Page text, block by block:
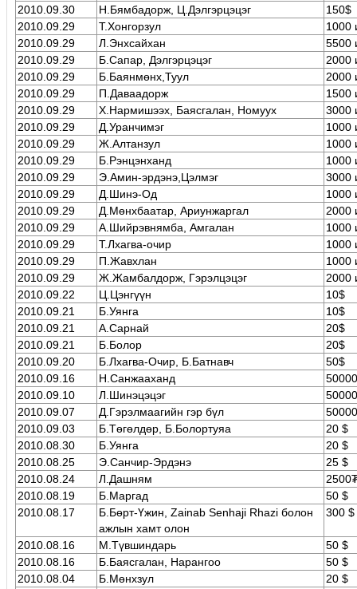
2010.09.30
Н.Бямбадорж, Ц.Дэлгэрцэцэг
150$
2010.09.29
Т.Хонгорзул
1000
2010.09.29
Л.Энхсайхан
5500
2010.09.29
Б.Сапар, Дэлгэрцэцэг
2000
2010.09.29
Б.Баянмөнх,Туул
2000
2010.09.29
П.Даваадорж
1500
2010.09.29
Х.Нармишээх, Баясгалан, Номуух
3000
2010.09.29
Д.Уранчимэг
1000
2010.09.29
Ж.Алтанзул
1000
2010.09.29
Б.Рэнцэнханд
1000
2010.09.29
Э.Амин-эрдэнэ,Цэлмэг
3000
2010.09.29
Д.Шинэ-Од
1000
2010.09.29
Д.Мөнхбаатар, Ариунжаргал
2000
2010.09.29
А.Шийрэвнямба, Амгалан
1000
2010.09.29
Т.Лхагва-очир
1000
2010.09.29
П.Жавхлан
1000
2010.09.29
Ж.Жамбалдорж, Гэрэлцэцэг
2000
2010.09.22
Ц.Цэнгүүн
10$
2010.09.21
Б.Уянга
10$
2010.09.21
А.Сарнай
20$
2010.09.21
Б.Болор
20$
2010.09.20
Б.Лхагва-Очир, Б.Батнавч
50$
2010.09.16
Н.Санжааханд
2010.09.10
Л.Шинэцэцэг
2010.09.07
Д.Гэрэлмаагийн гэр бүл
2010.09.03
Б.Төгөлдөр, Б.Болортуяа
20 $
2010.08.30
Б.Уянга
20 $
2010.08.25
Э.Санчир-Эрдэнэ
25 $
2010.08.24
Л.Дашням
2010.08.19
Б.Маргад
50 $
2010.08.17
Б.Бөрт-Үжин, Zainab Senhaji Rhazi болон
ажлын хамт олон
300 $
2010.08.16 М.Түвшиндарь
50 $
2010.08.16
Б.Баясгалан, Нарангоо
50 $
2010.08.04
Б.Мөнхзул
20 $